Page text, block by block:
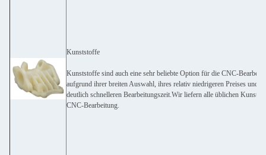
Kunststoffe
Kunststoffe sind auch eine sehr beliebte Option für die CNC-
aufgrund ihrer breiten Auswahl, ihres relativ niedrigeren Preises und
deutlich schnelleren Bearbeitungszeit.Wir liefern alle üblichen
CNC-Bearbeitung.